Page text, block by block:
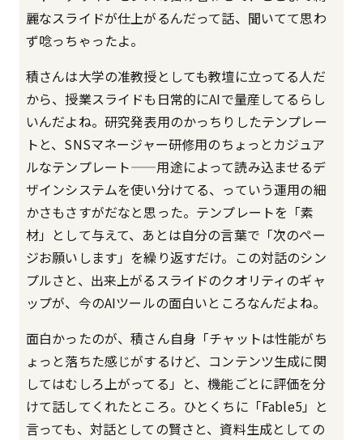
麗なスライドが仕上がるんだって話、聞いてて思わ
ず唸っちゃったよ。
積さんは大学の准教授としても教壇に立ってる人だ
から、授業スライドも日常的にAIで量産してるらし
いんだよね。研究発表用のかっちりしたテンプレー
トと、SNSマネージャー研修用のちょっとカジュア
ルなテンプレート——用途によって読み込ませるデ
ザインシステムを使い分けてる、っていう運用の細
かさもさすがだなと思った。テンプレートを「素
材」として与えて、あとは自分の言葉で「次のペー
ジお願いします」を繰り返すだけ。この対話のシン
プルさと、出来上がるスライドのクオリティのギャ
ップが、今のAIツールの面白いところなんだよね。
面白かったのが、積さん自身「チャットは性能がち
ょっと落ちた感じがするけど、コンテンツ生成に関
してはむしろ上がってる」と、機能ごとに評価を分
けて話してくれたところ。ひとくちに「Fable5」と
言っても、対話としての賢さと、資料生成としての